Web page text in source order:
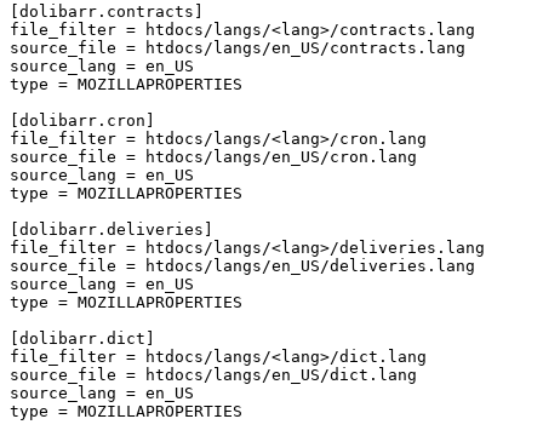
[dolibarr.contracts]
file_filter =
htdocs/langs/<lang>/contracts.lang
source_file =
htdocs/langs/en_US/contracts.lang
source_lang = en_US
type = MOZILLAPROPERTIES
[dolibarr.cron]
file_filter =
htdocs/langs/<lang>/cron.lang
source_file =
htdocs/langs/en_US/cron.lang
source_lang = en_US
type = MOZILLAPROPERTIES
[dolibarr.deliveries]
file_filter =
htdocs/langs/<lang>/deliveries.lang
source_file =
htdocs/langs/en_US/deliveries.lang
source_lang = en_US
type = MOZILLAPROPERTIES
[dolibarr.dict]
file_filter =
htdocs/langs/<lang>/dict.lang
source_file =
htdocs/langs/en_US/dict.lang
source_lang = en_US
type = MOZILLAPROPERTIES